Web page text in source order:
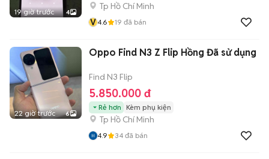
19 giờ trước 4
Tp Hồ Chí Minh
V4.6 19 đã bán
22 giờ trước 6
Oppo Find N3 Z Flip Hồng Đã sử dụng
Find N3 Flip
5.850.000 đ
Rẻ hơn Kèm phụ kiện
Tp Hồ Chí Minh
4.9 34 đã bán